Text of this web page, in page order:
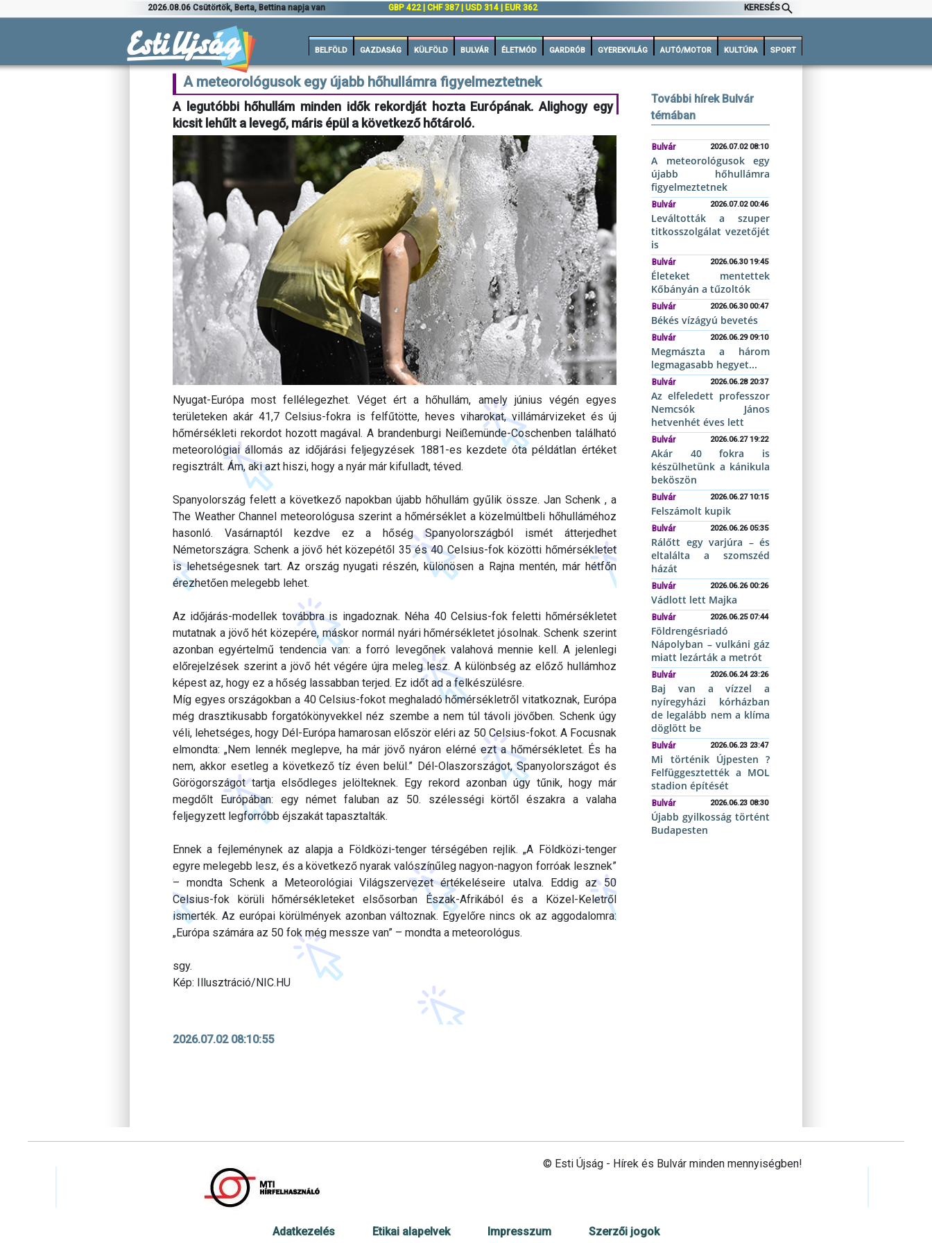
2026.08.06 Csütörtök, Berta, Bettina napja van GBP 422 | CHF 387 | USD 314 | EUR 362 KERESÉS
BELFÖLD GAZDASÁG KÜLFÖLD BULVÁR ÉLETMÓD GARDRÓB GYEREKVILÁG AUTÓ/MOTOR KULTÚRA SPORT
A meteorológusok egy újabb hőhullámra figyelmeztetnek
A legutóbbi hőhullám minden idők rekordját hozta Európának. Alighogy egy
kicsit lehűlt a levegő, máris épül a következő hőtároló.
Nyugat-Európa most fellélegezhet. Véget ért a hőhullám, amely június végén egyes
területeken akár 41,7 Celsius-fokra is felfűtötte, heves viharokat, villámárvizeket és új
hőmérsékleti rekordot hozott magával. A brandenburgi Neißemünde-Coschenben található
meteorológiai állomás az időjárási feljegyzések 1881-es kezdete óta példátlan értéket
regisztrált. Ám, aki azt hiszi, hogy a nyár már kifulladt, téved.
Spanyolország felett a következő napokban újabb hőhullám gyűlik össze. Jan Schenk , a
The Weather Channel meteorológusa szerint a hőmérséklet a közelmúltbeli hőhulláméhoz
hasonló. Vasárnaptól kezdve ez a hőség Spanyolországból ismét átterjedhet
Németországra. Schenk a jövő hét közepétől 35 és 40 Celsius-fok közötti hőmérsékletet
is lehetségesnek tart. Az ország nyugati részén, különösen a Rajna mentén, már hétfőn
érezhetően melegebb lehet.
Az időjárás-modellek továbbra is ingadoznak. Néha 40 Celsius-fok feletti hőmérsékletet
mutatnak a jövő hét közepére, máskor normál nyári hőmérsékletet jósolnak. Schenk szerint
azonban egyértelmű tendencia van: a forró levegőnek valahová mennie kell. A jelenlegi
előrejelzések szerint a jövő hét végére újra meleg lesz. A különbség az előző hullámhoz
képest az, hogy ez a hőség lassabban terjed. Ez időt ad a felkészülésre.
Míg egyes országokban a 40 Celsius-fokot meghaladó hőmérsékletről vitatkoznak, Európa
még drasztikusabb forgatókönyvekkel néz szembe a nem túl távoli jövőben. Schenk úgy
véli, lehetséges, hogy Dél-Európa hamarosan először eléri az 50 Celsius-fokot. A Focusnak
elmondta: „Nem lennék meglepve, ha már jövő nyáron elérné ezt a hőmérsékletet. És ha
nem, akkor esetleg a következő tíz éven belül.” Dél-Olaszországot, Spanyolországot és
Görögországot tartja elsődleges jelölteknek. Egy rekord azonban úgy tűnik, hogy már
megdőlt Európában: egy német faluban az 50. szélességi körtől északra a valaha
feljegyzett legforróbb éjszakát tapasztalták.
Ennek a fejleménynek az alapja a Földközi-tenger térségében rejlik. „A Földközi-tenger
egyre melegebb lesz, és a következő nyarak valószínűleg nagyon-nagyon forróak lesznek”
– mondta Schenk a Meteorológiai Világszervezet értékeléseire utalva. Eddig az 50
Celsius-fok körüli hőmérsékleteket elsősorban Észak-Afrikából és a Közel-Keletről
ismerték. Az európai körülmények azonban változnak. Egyelőre nincs ok az aggodalomra:
„Európa számára az 50 fok még messze van” – mondta a meteorológus.
sgy.
Kép: Illusztráció/NIC.HU
2026.07.02 08:10:55
További hírek Bulvár
témában
Bulvár 2026.07.02 08:10
A meteorológusok egy
újabb hőhullámra
figyelmeztetnek
Bulvár 2026.07.02 00:46
Leváltották a szuper
titkosszolgálat vezetőjét
is
Bulvár 2026.06.30 19:45
Életeket mentettek
Kőbányán a tűzoltók
Bulvár 2026.06.30 00:47
Békés vízágyú bevetés
Bulvár 2026.06.29 09:10
Megmászta a három
legmagasabb hegyet...
Bulvár 2026.06.28 20:37
Az elfeledett professzor
Nemcsók János
hetvenhét éves lett
Bulvár 2026.06.27 19:22
Akár 40 fokra is
készülhetünk a kánikula
beköszön
Bulvár 2026.06.27 10:15
Felszámolt kupik
Bulvár 2026.06.26 05:35
Rálőtt egy varjúra – és
eltalálta a szomszéd
házát
Bulvár 2026.06.26 00:26
Vádlott lett Majka
Bulvár 2026.06.25 07:44
Földrengésriadó
Nápolyban – vulkáni gáz
miatt lezárták a metrót
Bulvár 2026.06.24 23:26
Baj van a vízzel a
nyíregyházi kórházban
de legalább nem a klíma
döglött be
Bulvár 2026.06.23 23:47
Mi történik Újpesten ?
Felfüggesztették a MOL
stadion építését
Bulvár 2026.06.23 08:30
Újabb gyilkosság történt
Budapesten
© Esti Újság - Hírek és Bulvár minden mennyiségben!
Adatkezelés Etikai alapelvek Impresszum Szerzői jogok